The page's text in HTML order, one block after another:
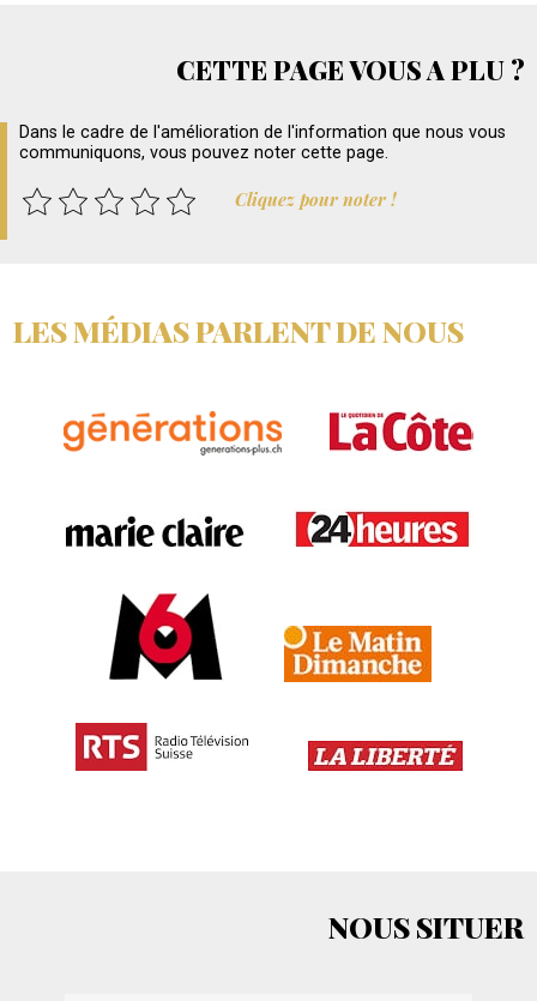
CETTE PAGE VOUS A PLU ?
Dans le cadre de l'amélioration de l'information que nous vous
communiquons, vous pouvez noter cette page.
Cliquez pour noter !
LES MÉDIAS PARLENT DE NOUS
NOUS SITUER